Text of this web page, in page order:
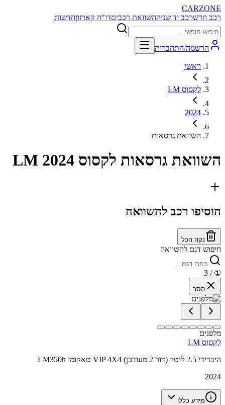
CARZONE
רכב חדשרכב יד שניההשוואת רכביםדו"ח קארזוןחדשות
הרשמה/התחברות
ראשי
לקסוס LM
2024
השוואת גרסאות
השוואת גרסאות לקסוס LM 2024
הוסיפו רכב להשוואה
נקה הכל
חיפוש דגם להשוואה
①
/ 3
הסר
מלפנים
לקסוס LM
LM350h טאקומי VIP 4X4 היברידי 2.5 ליטר (דור 2 מעודכן)
2024
מידע כללי